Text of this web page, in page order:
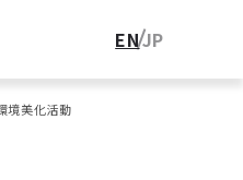
ENJP
境美化活動